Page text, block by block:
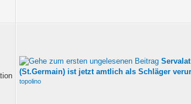
(St.Germain) ist jetzt amtlich als Schläger
topolino